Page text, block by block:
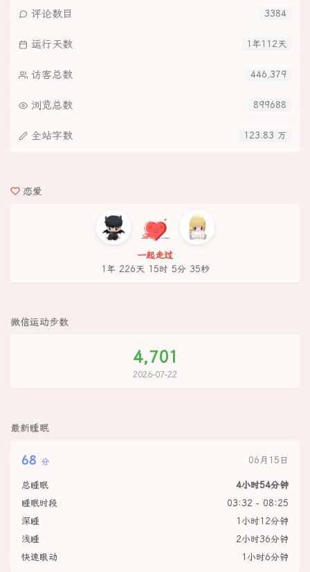
3384
评论数目
1年112天
运行天数
446,379
访客总数
899688
浏览总数
123.83 万
全站字数
恋爱
一起走过
1年 226天 15时 5分 35秒
微信运动步数
4,701
2026-07-22
最新睡眠
68 分 06月15日
总睡眠
4小时54分钟
睡眠时段
03:32 - 08:25
深睡
1小时12分钟
浅睡
2小时36分钟
快速眼动
1小时6分钟